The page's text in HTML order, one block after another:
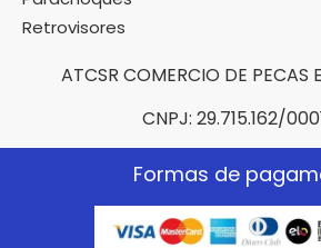
Retrovisores
ATCSR COMERCIO DE PECAS
CNPJ: 29.715.162/
Formas de